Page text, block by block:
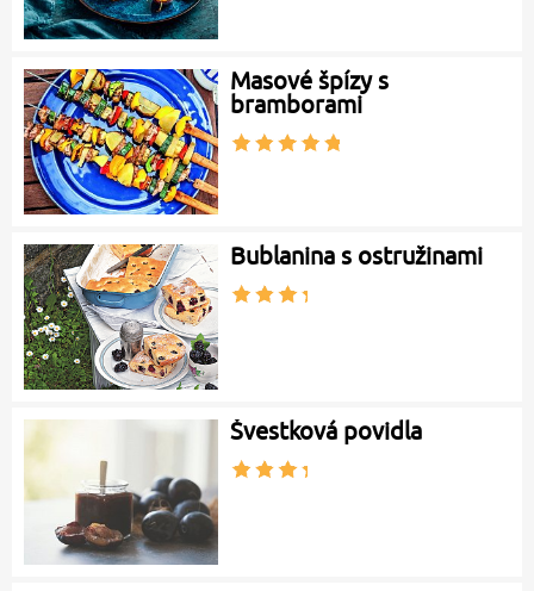
Masové špízy s
bramborami
Bublanina s ostružinami
Švestková povidla